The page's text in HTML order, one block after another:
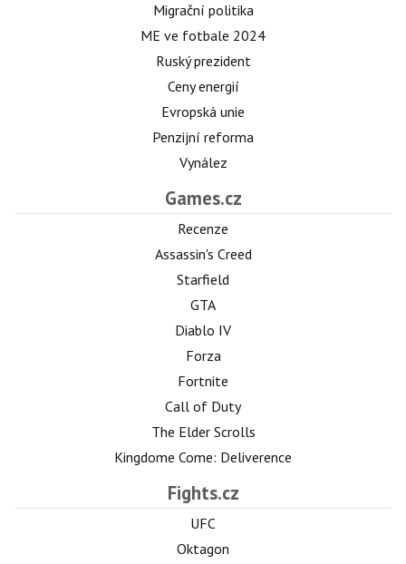
Migrační politika
ME ve fotbale 2024
Ruský prezident
Ceny energií
Evropská unie
Penzijní reforma
Vynález
Games.cz
Recenze
Assassin's Creed
Starfield
GTA
Diablo IV
Forza
Fortnite
Call of Duty
The Elder Scrolls
Kingdome Come: Deliverence
Fights.cz
UFC
Oktagon